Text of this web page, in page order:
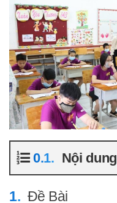
Nội dung
Đề Bài